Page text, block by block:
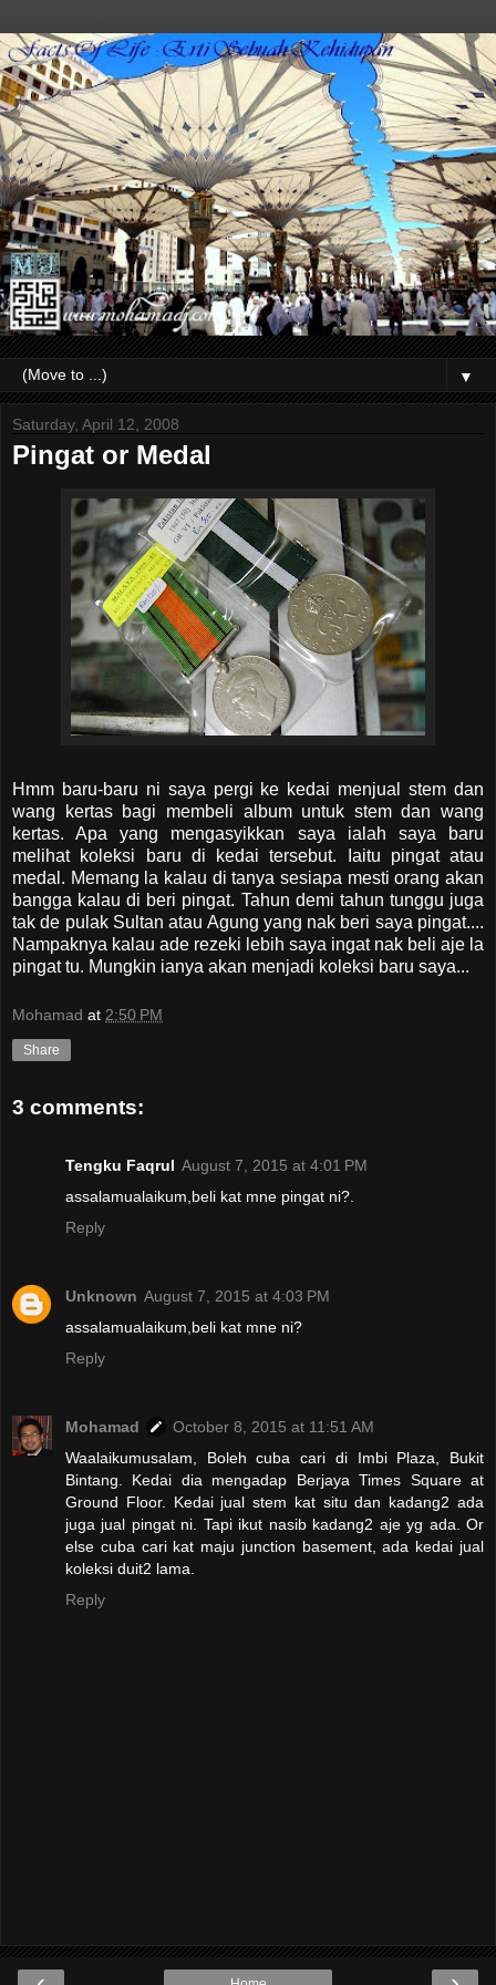
▼
Saturday, April 12, 2008
Pingat or Medal
Hmm baru-baru ni saya pergi ke kedai menjual stem dan
wang kertas bagi membeli album untuk stem dan wang
kertas. Apa yang mengasyikkan saya ialah saya baru
melihat koleksi baru di kedai tersebut. Iaitu pingat atau
medal. Memang la kalau di tanya sesiapa mesti orang akan
bangga kalau di beri pingat. Tahun demi tahun tunggu juga
tak de pulak Sultan atau Agung yang nak beri saya pingat....
Nampaknya kalau ade rezeki lebih saya ingat nak beli aje la
pingat tu. Mungkin ianya akan menjadi koleksi baru saya...
Mohamad at 2:50 PM
Share
3 comments:
Tengku Faqrul August 7, 2015 at 4:01 PM
assalamualaikum,beli kat mne pingat ni?.
Reply
Unknown August 7, 2015 at 4:03 PM
assalamualaikum,beli kat mne ni?
Reply
Mohamad
October 8, 2015 at 11:51 AM
Waalaikumusalam, Boleh cuba cari di Imbi Plaza, Bukit
Bintang. Kedai dia mengadap Berjaya Times Square at
Ground Floor. Kedai jual stem kat situ dan kadang2 ada
juga jual pingat ni. Tapi ikut nasib kadang2 aje yg ada. Or
else cuba cari kat maju junction basement, ada kedai jual
koleksi duit2 lama.
Reply